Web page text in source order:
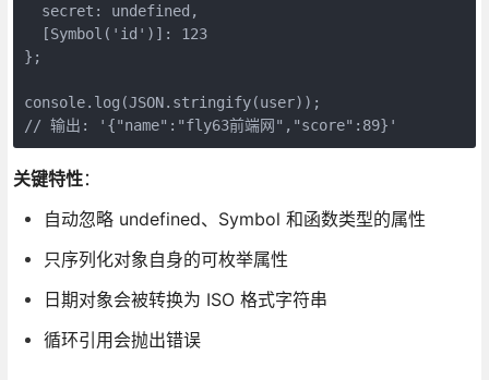
  secret: undefined,
  [Symbol('id')]: 123
};
console.log(JSON.stringify(user));
// 输出: '{"name":"fly63前端网","score":89}'
关键特性：
自动忽略 undefined、Symbol 和函数类型的属性
只序列化对象自身的可枚举属性
日期对象会被转换为 ISO 格式字符串
循环引用会抛出错误